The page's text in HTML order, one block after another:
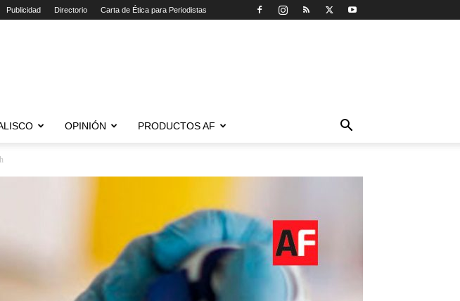
Publicidad Directorio Carta de Ética para Periodistas
OPINIÓN PRODUCTOS AF